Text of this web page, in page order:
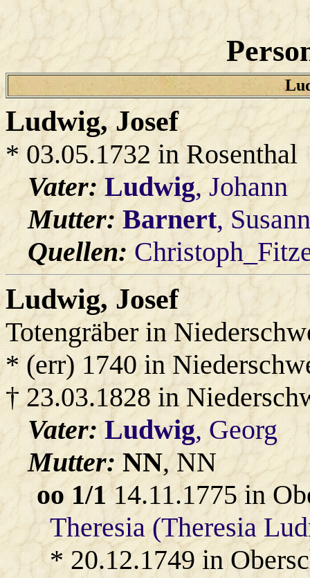
Ludwig, Josef
* 03.05.1732 in Rosenthal
Vater:Ludwig, Johann
Mutter:Barnert,
Quellen:
Ludwig, Josef
Totengräber in
* (err) 1740 in
† 23.03.1828 in
Vater:Ludwig, Georg
Mutter: NN, NN
oo 1/114.11.1775 in
Theresia (Theresia
* 20.12.1749 in